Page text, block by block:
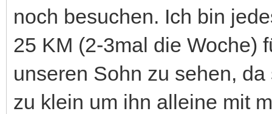
noch besuchen. Ich bin
25 KM (2-3mal die Woche)
unseren Sohn zu sehen,
zu klein um ihn alleine mit